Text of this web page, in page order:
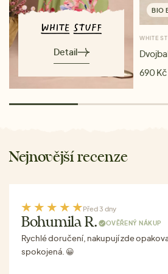
Detail
BIO
WHITE
690 Kč
Nejnovější recenze
Před 3 dny
Bohumila R. OVĚŘENÝ NÁKUP
Rychlé doručení, nakupují zde
spokojená. 😀